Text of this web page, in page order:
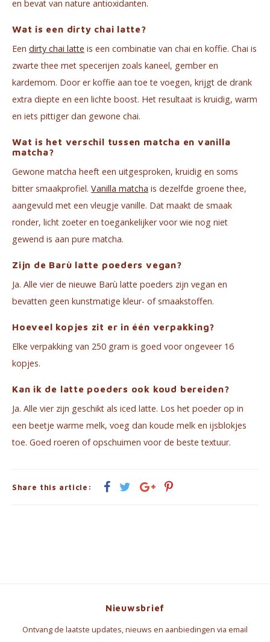
en bevat van nature antioxidanten.
Wat is een dirty chai latte?
Een dirty chai latte is een combinatie van chai en koffie. Chai is
zwarte thee met specerijen zoals kaneel, gember en
kardemom. Door er koffie aan toe te voegen, krijgt de drank
extra diepte en een lichte boost. Het resultaat is kruidig, warm
en iets pittiger dan gewone chai.
Wat is het verschil tussen matcha en vanilla
matcha?
Gewone matcha heeft een uitgesproken, kruidig en soms
bitter smaakprofiel. Vanilla matcha is dezelfde groene thee,
aangevuld met een vleugje vanille. Dat maakt de smaak
ronder, licht zoeter en toegankelijker voor wie nog niet
gewend is aan pure matcha.
Zijn de Barù latte poeders vegan?
Ja. Alle vier de nieuwe Barù latte poeders zijn vegan en
bevatten geen kunstmatige kleur- of smaakstoffen.
Hoeveel kopjes zit er in één verpakking?
Elke verpakking van 250 gram is goed voor ongeveer 16
kopjes.
Kan ik de latte poeders ook koud bereiden?
Ja. Alle vier zijn geschikt als iced latte. Los het poeder op in
een beetje warme melk, voeg dan koude melk en ijsblokjes
toe. Goed roeren of opschuimen voor de beste textuur.
Share this article:
Nieuwsbrief
Ontvang de laatste updates, nieuws en aanbiedingen via email